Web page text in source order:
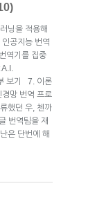
닝을 적용해
공지능 번역
역기를 집중
보기 7. 이론
망 번역 프로
했던 우, 첸까
번역팀을 재
은 단번에 해